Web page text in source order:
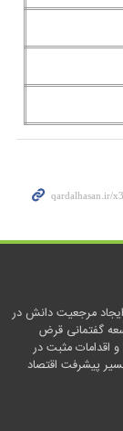
مرجعیت دانش در
گفتمانی قرض
اقدامات مثبت در
پیشرفت اقتصاد